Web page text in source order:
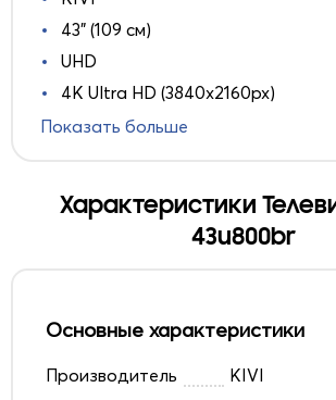
43" (109 см)
UHD
4K Ultra HD (3840x2160px)
Показать больше
Характеристики
43u800br
Основные характеристики
Производитель
KIVI